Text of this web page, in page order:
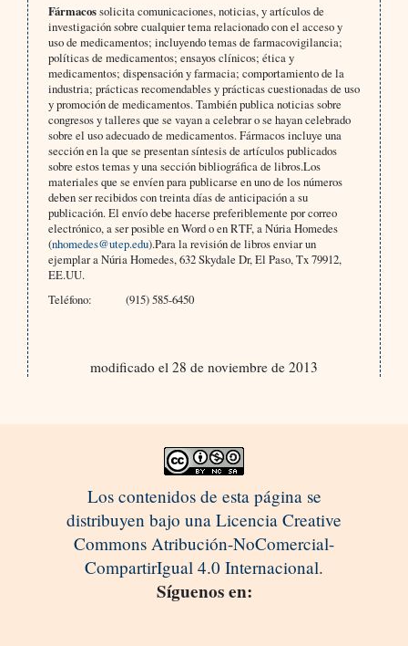
Fármacossolicita comunicaciones, noticias, y artículos de
investigación sobre cualquier tema relacionado con el acceso y
uso de medicamentos; incluyendo temas de farmacovigilancia;
políticas de medicamentos; ensayos clínicos; ética y
medicamentos; dispensación y farmacia; comportamiento de la
industria; prácticas recomendables y prácticas cuestionadas de uso
y promoción de medicamentos. También publica noticias sobre
congresos y talleres que se vayan a celebrar o se hayan celebrado
sobre el uso adecuado de medicamentos. Fármacos incluye una
sección en la que se presentan síntesis de artículos publicados
sobre estos temas y una sección bibliográfica de libros.Los
materiales que se envíen para publicarse en uno de los números
deben ser recibidos con treinta días de anticipación a su
publicación. El envío debe hacerse preferiblemente por correo
electrónico, a ser posible en Word o en RTF, a Núria Homedes
(nhomedes@utep.edu).Para la revisión de libros enviar un
ejemplar a Núria Homedes, 632 Skydale Dr, El Paso, Tx 79912,
EE.UU.
Teléfono:
(915) 585-6450
modificado el 28 de noviembre de 2013
Los contenidos de esta página se
distribuyen bajo una Licencia Creative
Commons Atribución-NoComercial-
CompartirIgual 4.0 Internacional.
Síguenos en: